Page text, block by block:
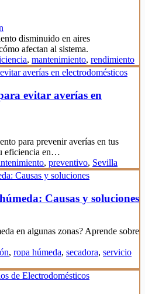
disminuido en aires
afectan al sistema.
, mantenimiento, rendimiento
evitar averías en
para prevenir averías en tus
eficiencia en…
, preventivo, Sevilla
Causas y soluciones
en algunas zonas? Aprende sobre
, ropa húmeda, secadora, servicio